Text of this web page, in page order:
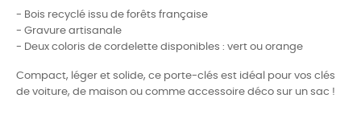
- Bois recyclé issu de forêts française
- Gravure artisanale
- Deux coloris de cordelette disponibles : vert ou orange
Compact, léger et solide, ce porte-clés est idéal pour vos clés
de voiture, de maison ou comme accessoire déco sur un sac !